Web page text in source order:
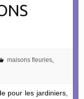
maisons fleuries,
pour les jardiniers,